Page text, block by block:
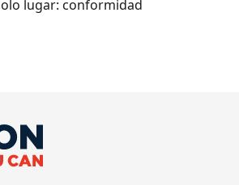
lugar: conformidad